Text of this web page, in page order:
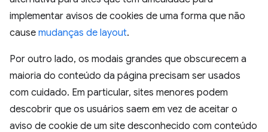
implementar avisos de cookies de uma forma que não
cause mudanças de layout.
Por outro lado, os modais grandes que obscurecem a
maioria do conteúdo da página precisam ser usados
com cuidado. Em particular, sites menores podem
descobrir que os usuários saem em vez de aceitar o
aviso de cookie de um site desconhecido com conteúdo